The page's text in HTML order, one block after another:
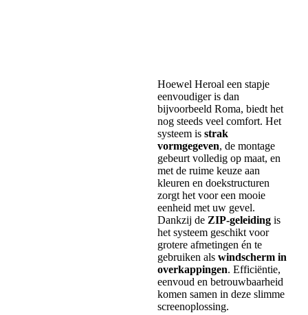
Hoewel Heroal een stapje
eenvoudiger is dan
bijvoorbeeld Roma, biedt het
nog steeds veel comfort. Het
systeem is strak
vormgegeven, de montage
gebeurt volledig op maat, en
met de ruime keuze aan
kleuren en doekstructuren
zorgt het voor een mooie
eenheid met uw gevel.
Dankzij de ZIP-geleidingis
het systeem geschikt voor
grotere afmetingen én te
gebruiken als windscherm in
overkappingen. Efficiëntie,
eenvoud en betrouwbaarheid
komen samen in deze slimme
screenoplossing.